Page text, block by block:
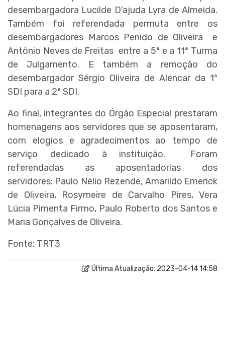
desembargadora Lucilde D'ajuda Lyra de Almeida.
Também foi referendada permuta entre os
desembargadores Marcos Penido de Oliveira e
Antônio Neves de Freitas entre a 5ª e a 11ª Turma
de Julgamento. E também a remoção do
desembargador Sérgio Oliveira de Alencar da 1ª
SDI para a 2ª SDI.
Ao final, integrantes do Órgão Especial prestaram
homenagens aos servidores que se aposentaram,
com elogios e agradecimentos ao tempo de
serviço dedicado à instituição. Foram
referendadas as aposentadorias dos
servidores: Paulo Nélio Rezende, Amarildo Emerick
de Oliveira, Rosymeire de Carvalho Pires, Vera
Lúcia Pimenta Firmo, Paulo Roberto dos Santos e
Maria Gonçalves de Oliveira.
Fonte: TRT3
Última Atualização: 2023-04-14 14:58